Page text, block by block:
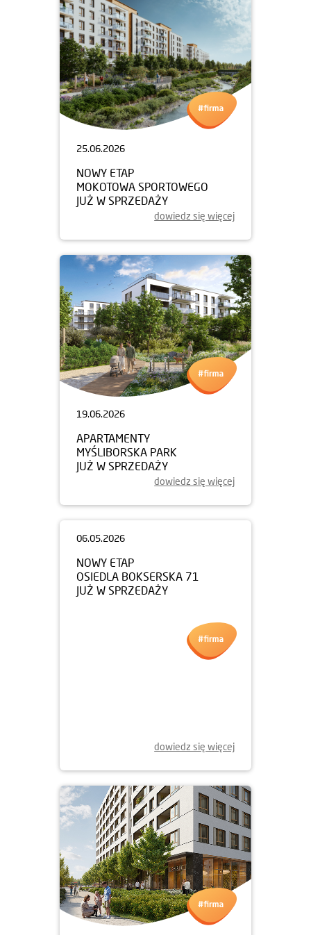
25.06.2026
NOWY ETAP
MOKOTOWA SPORTOWEGO
JUŻ W SPRZEDAŻY
dowiedz się więcej
19.06.2026
APARTAMENTY
MYŚLIBORSKA PARK
JUŻ W SPRZEDAŻY
dowiedz się więcej
dowiedz się więcej